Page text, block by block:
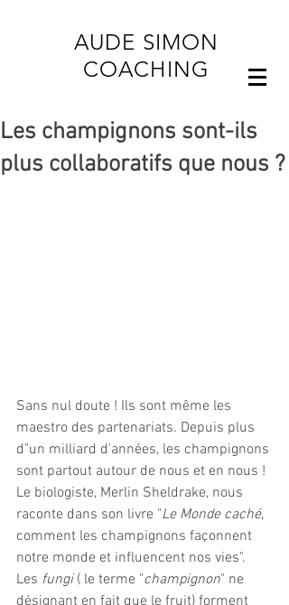
AUDE SIMON
COACHING
Les champignons sont-ils
plus collaboratifs que nous ?
Sans nul doute ! Ils sont même les
maestro des partenariats. Depuis plus
d"un milliard d'années, les champignons
sont partout autour de nous et en nous !
Le biologiste, Merlin Sheldrake, nous
raconte dans son livre "Le Monde caché,
comment les champignons façonnent
notre monde et influencent nos vies".
Les fungi ( le terme "champignon" ne